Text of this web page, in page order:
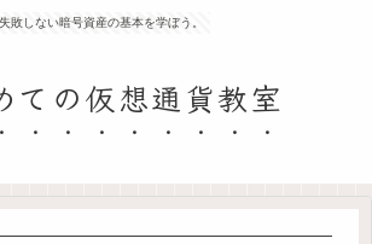
失敗しない暗号資産の基本を学ぼう。
ての仮想通貨教室